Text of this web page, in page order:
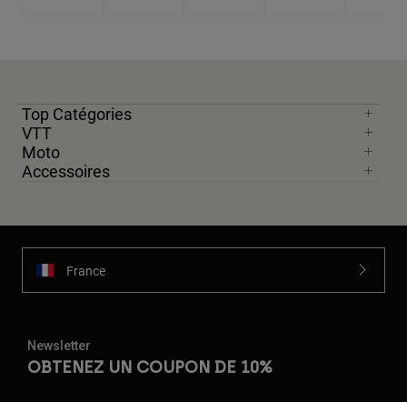
Top Catégories
VTT
Moto
Accessoires
France
Newsletter
OBTENEZ UN COUPON DE 10%